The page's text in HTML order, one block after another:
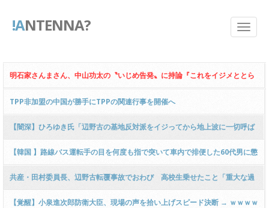
!ANTENNA?
明石家さんまさん、中山功太の〝いじめ告発〟に持論『これをイジメととら
えるのか…？』『昔は普通やった』『不思議なことになってきてますよ
ね？』ｗｗｗｗｗｗｗｗｗｗ
TPP非加盟の中国が勝手にTPPの関連行事を開催へ
【闇深】ひろゆき氏「辺野古の基地反対派をイジってから地上波に一切呼ば
れなくなった！」ｗｗｗｗｗｗｗｗｗｗｗｗｗｗｗｗｗｗｗｗ
【韓国 】路線バス運転手の目を何度も指で突いて車内で排便した60代男に懲
役1年・執行猶予2年 大邱地裁
共産・田村委員長、辺野古転覆事故でおわび 高校生乗せたこと「重大な過
ち」 沖縄・那覇
【覚醒】小泉進次郎防衛大臣、現場の声を拾い上げスピード決断 → ｗｗｗｗ